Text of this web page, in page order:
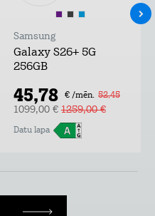
Samsung
Galaxy S26+ 5G
256GB
45,78 € /mēn. 52,45
1099,00 € 1259,00 €
Datu lapa